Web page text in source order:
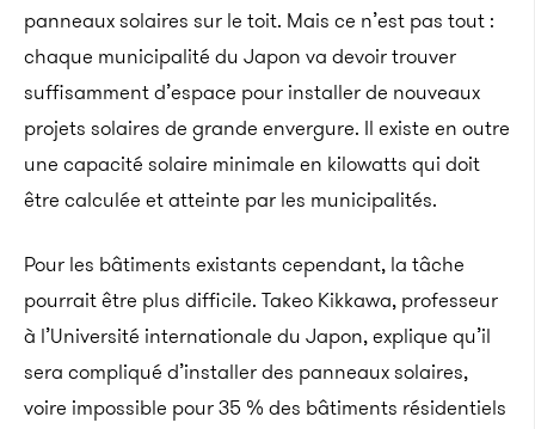
panneaux solaires sur le toit. Mais ce n’est pas tout :
chaque municipalité du Japon va devoir trouver
suffisamment d’espace pour installer de nouveaux
projets solaires de grande envergure. Il existe en outre
une capacité solaire minimale en kilowatts qui doit
être calculée et atteinte par les municipalités.
Pour les bâtiments existants cependant, la tâche
pourrait être plus difficile. Takeo Kikkawa, professeur
à l’Université internationale du Japon, explique qu’il
sera compliqué d’installer des panneaux solaires,
voire impossible pour 35 % des bâtiments résidentiels